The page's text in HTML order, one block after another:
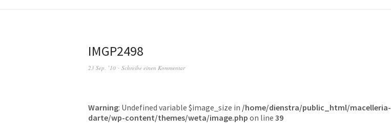
IMGP2498
23 Sep. ’10 Schreibe einen Kommentar
Warning: Undefined variable $image_size in /home/dienstra/public_html/macelleria-
darte/wp-content/themes/weta/image.php on line 39